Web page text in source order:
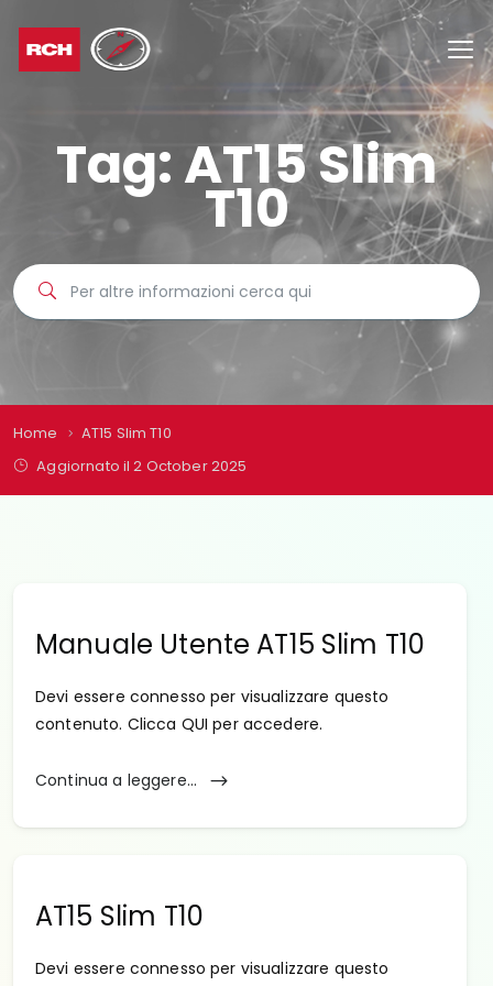
Tag:AT15 Slim
T10
Home
AT15 Slim T10
Aggiornato il 2 October 2025
Manuale Utente AT15 Slim T10
Devi essere connesso per visualizzare questo
contenuto. Clicca QUI per accedere.
Continua a leggere...
AT15 Slim T10
Devi essere connesso per visualizzare questo